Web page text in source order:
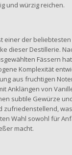
und würzig reichen.
einer der beliebtesten
dieser Destillerie.
Fässern
Komplexität
aus fruchtigen
Anklängen von
subtile Gewürze
zufriedenstellend,
Wahl sowohl für
macht.